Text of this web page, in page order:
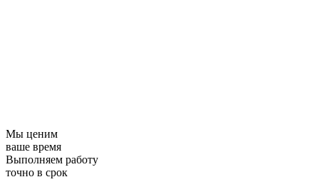
Мы ценим
ваше время
Выполняем работу
точно в срок